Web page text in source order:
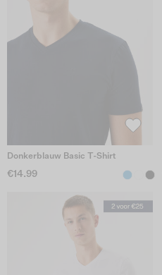
Donkerblauw Basic T-Shirt
€14.99